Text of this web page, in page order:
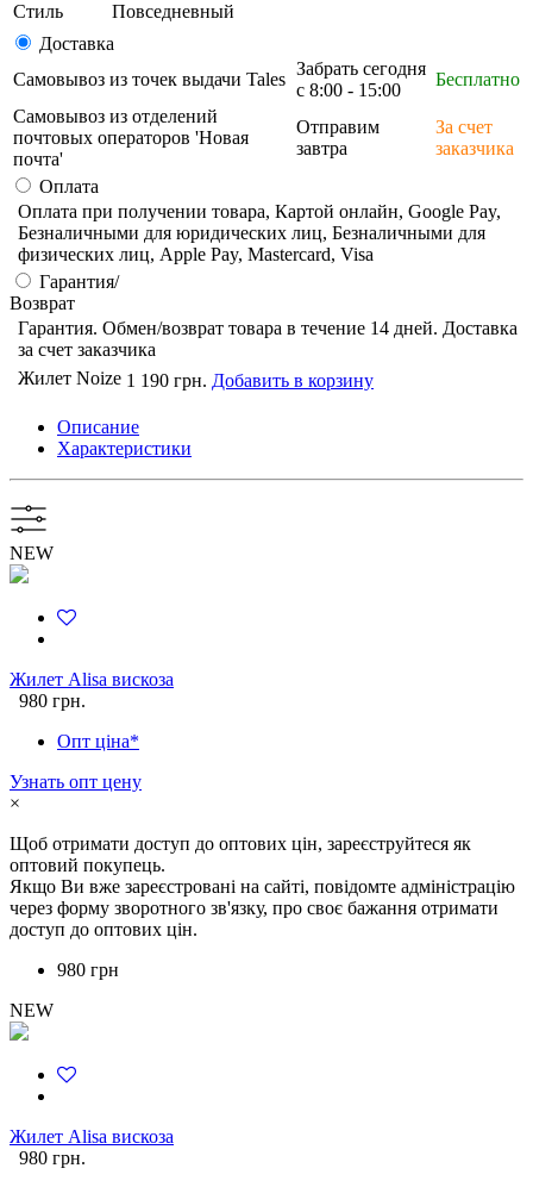
Стиль
Повседневный
Доставка
Самовывоз из точек выдачи Tales
Забрать сегодня
с 8:00 - 15:00
Бесплатно
Самовывоз из отделений
почтовых операторов 'Новая
почта'
Отправим
завтра
За счет
заказчика
Оплата
Оплата при получении товара, Картой онлайн, Google Pay,
Безналичными для юридических лиц, Безналичными для
физических лиц, Apple Pay, Mastercard, Visa
Гарантия/
Возврат
Гарантия. Обмен/возврат товара в течение 14 дней. Доставка
за счет заказчика
Жилет Noize 1 190 грн. Добавить в корзину
Описание
Характеристики
NEW
Жилет Alisa вискоза
980 грн.
Опт ціна*
Узнать опт цену
×
Щоб отримати доступ до оптових цін, зареєструйтеся як
оптовий покупець.
Якщо Ви вже зареєстровані на сайті, повідомте адміністрацію
через форму зворотного зв'язку, про своє бажання отримати
доступ до оптових цін.
980 грн
NEW
Жилет Alisa вискоза
980 грн.